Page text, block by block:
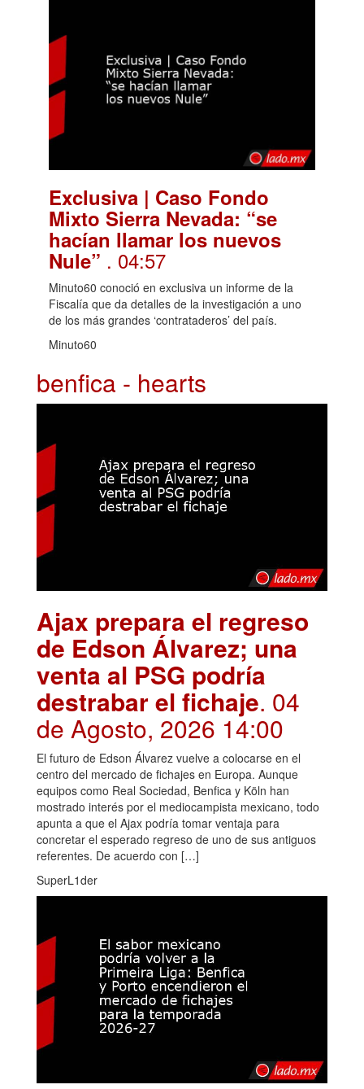
Exclusiva | Caso Fondo
Mixto Sierra Nevada: “se
hacían llamar los nuevos
Nule” . 04:57
Minuto60 conoció en exclusiva un informe de la
Fiscalía que da detalles de la investigación a uno
de los más grandes ‘contrataderos’ del país.
Minuto60
benfica - hearts
Ajax prepara el regreso
de Edson Álvarez; una
venta al PSG podría
destrabar el fichaje. 04
de Agosto, 2026 14:00
El futuro de Edson Álvarez vuelve a colocarse en el
centro del mercado de fichajes en Europa. Aunque
equipos como Real Sociedad, Benfica y Köln han
mostrado interés por el mediocampista mexicano, todo
apunta a que el Ajax podría tomar ventaja para
concretar el esperado regreso de uno de sus antiguos
referentes. De acuerdo con […]
SuperL1der